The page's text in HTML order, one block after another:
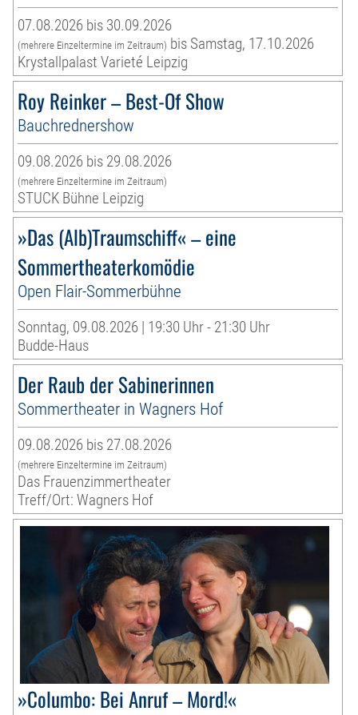
07.08.2026 bis 30.09.2026
(mehrere Einzeltermine im Zeitraum) bis Samstag, 17.10.2026
Krystallpalast Varieté Leipzig
Roy Reinker – Best-Of Show
Bauchrednershow
09.08.2026 bis 29.08.2026
(mehrere Einzeltermine im Zeitraum)
STUCK Bühne Leipzig
»Das (Alb)Traumschiff« – eine
Sommertheaterkomödie
Open Flair-Sommerbühne
Sonntag, 09.08.2026 | 19:30 Uhr - 21:30 Uhr
Budde-Haus
Der Raub der Sabinerinnen
Sommertheater in Wagners Hof
09.08.2026 bis 27.08.2026
(mehrere Einzeltermine im Zeitraum)
Das Frauenzimmertheater
Treff/Ort: Wagners Hof
»Columbo: Bei Anruf – Mord!«